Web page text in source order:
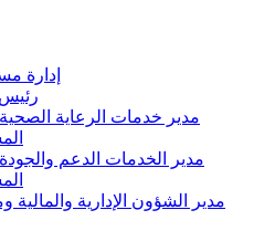
إدارة
رئيس
مدير خدمات الرعاية
مدير الخدمات الدعم
مدير الشؤون الإدارية والمالية